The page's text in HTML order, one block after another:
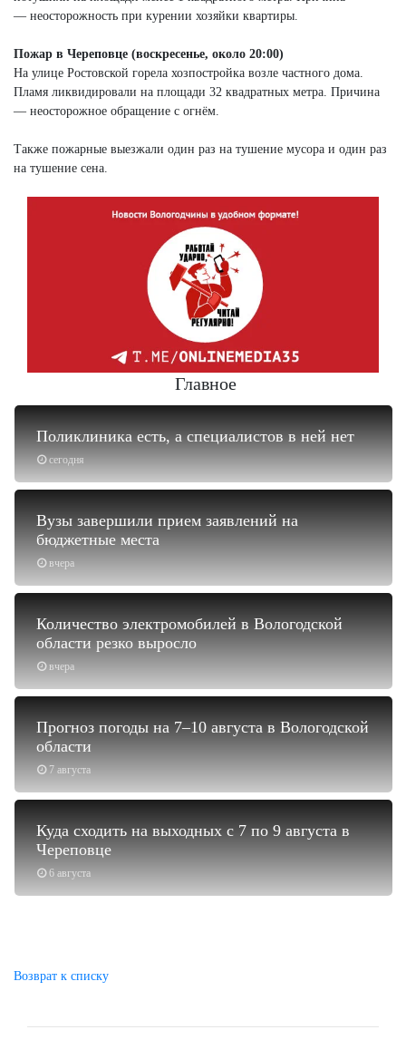
— неосторожность при курении хозяйки квартиры.
Пожар в Череповце (воскресенье, около 20:00)
На улице Ростовской горела хозпостройка возле частного дома.
Пламя ликвидировали на площади 32 квадратных метра. Причина
— неосторожное обращение с огнём.
Также пожарные выезжали один раз на тушение мусора и один раз
на тушение сена.
Главное
сегодня
Поликлиника есть, а специалистов в ней нет
вчера
Вузы завершили прием заявлений на
бюджетные места
вчера
Количество электромобилей в Вологодской
области резко выросло
7 августа
Прогноз погоды на 7–10 августа в Вологодской
области
6 августа
Куда сходить на выходных с 7 по 9 августа в
Череповце
Возврат к списку